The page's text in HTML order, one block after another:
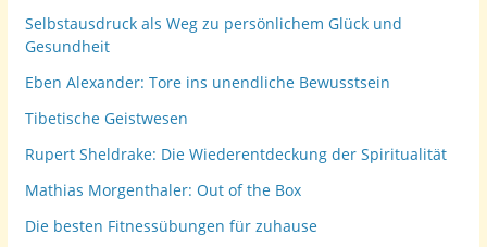
Selbstausdruck als Weg zu persönlichem Glück und
Gesundheit
Eben Alexander: Tore ins unendliche Bewusstsein
Tibetische Geistwesen
Rupert Sheldrake: Die Wiederentdeckung der Spiritualität
Mathias Morgenthaler: Out of the Box
Die besten Fitnessübungen für zuhause